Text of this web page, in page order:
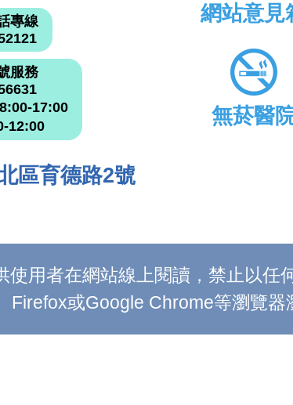
專線
服務
17:00
12:00
區育德路2號
網站意見
無菸醫
用者在網站線上閱讀，禁止以任
或Google Chrome等瀏覽器